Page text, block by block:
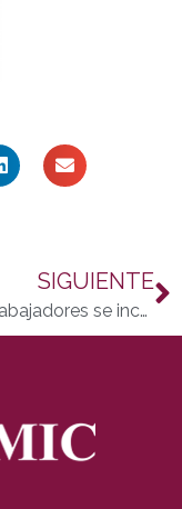
SIGUIENTE
Trece trabajadores se incorporan a Fepamic gracias al SAE